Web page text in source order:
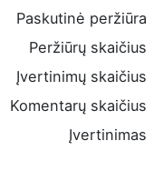
Paskutinė peržiūra
Peržiūrų skaičius
Įvertinimų skaičius
Komentarų skaičius
Įvertinimas